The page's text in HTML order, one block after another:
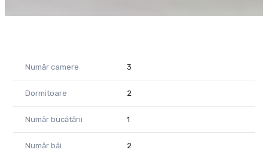
Emanuel Ghereben - Consultant imobiliar PropertyLab
emanuel.ghereben@propertylab.ro
CP2879481
Număr camere 3
Dormitoare 2
Număr bucătării 1
Număr băi 2